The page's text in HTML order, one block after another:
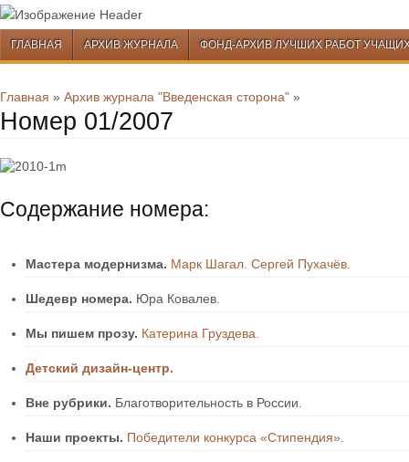
Перейти к содержимому
ГЛАВНАЯ АРХИВ ЖУРНАЛА ФОНД-АРХИВ ЛУЧШИХ РАБОТ
Главная » Архив журнала "Введенская сторона" »
Номер 01/2007
Содержание номера:
Мастера модернизма. Марк Шагал. Сергей Пухачёв.
Шедевр номера. Юра Ковалев.
Мы пишем прозу. Катерина Груздева.
Детский дизайн-центр.
Вне рубрики. Благотворительность в России.
Наши проекты. Победители конкурса «Стипендия».